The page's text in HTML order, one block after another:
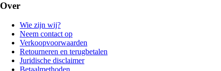
Over
Wie zijn wij?
Neem contact op
Verkoopvoorwaarden
Retourneren en terugbetalen
Juridische disclaimer
Betaalmethoden